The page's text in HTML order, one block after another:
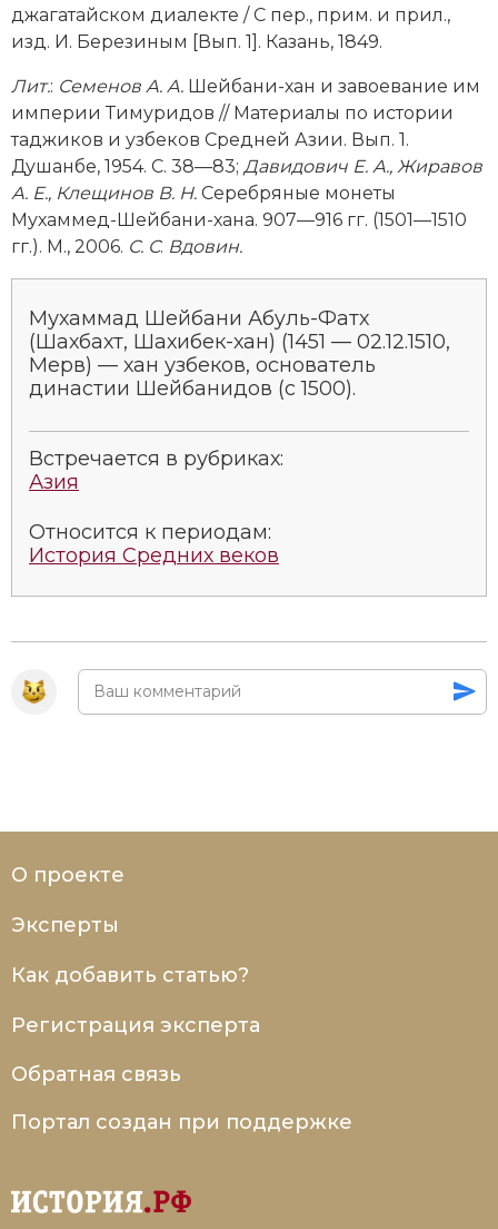
джагатайском диалекте / С пер., прим. и прил.,
изд. И. Березиным [Вып. 1]. Казань, 1849.
Лит.: Семенов А. A. Шейбани-хан и завоевание им
империи Тимуридов // Материалы по истории
таджиков и узбеков Средней Азии. Вып. 1.
Душанбе, 1954. С. 38—83; Давидович Е. А., Жиравов
А. Е., Клещинов В. Н. Серебряные монеты
Мухаммед-Шейбани-хана. 907—916 гг. (1501—1510
гг.). М., 2006. С. С. Вдовин.
Мухaммад Шейбани Абyль-Фатх
(Шахбахт, Шахибек-хан) (1451 — 02.12.1510,
Мерв) — хан узбеков, основатель
династии Шейбанидов (с 1500).
Встречается в рубриках:
Азия
Относится к периодам:
История Средних веков
О проекте
Эксперты
Как добавить статью?
Регистрация эксперта
Обратная связь
Портал создан при поддержке